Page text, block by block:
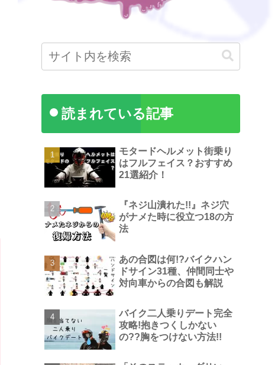
読まれている記事
モタードヘルメット街乗り
はフルフェイス？おすすめ
21選紹介！
『ネジ山潰れた!!』ネジ穴
がナメた時に役立つ18の方
法
あの合図は何!?バイクハン
ドサイン31種、仲間同士や
対向車からの合図も解説
バイク二人乗りデート完全
攻略!抱きつくしかない
の??胸をつけない方法!!